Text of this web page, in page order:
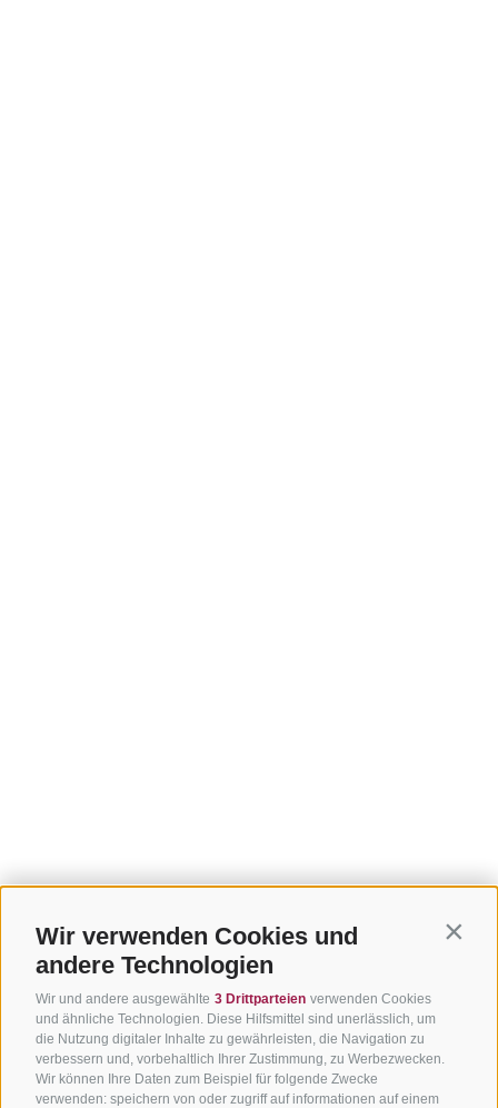
Wir verwenden Cookies und
andere Technologien
Wir und andere ausgewählte 3 Drittparteien verwenden Cookies
und ähnliche Technologien. Diese Hilfsmittel sind unerlässlich, um
die Nutzung digitaler Inhalte zu gewährleisten, die Navigation zu
verbessern und, vorbehaltlich Ihrer Zustimmung, zu Werbezwecken.
Wir können Ihre Daten zum Beispiel für folgende Zwecke
verwenden: speichern von oder zugriff auf informationen auf einem